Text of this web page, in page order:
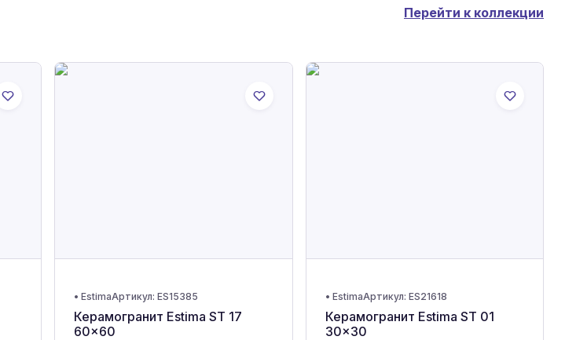
Перейти к коллекции
• EstimaАртикул: ES15385
Керамогранит Estima ST 17
60x60
• EstimaАртикул: ES21618
Керамогранит Estima ST 01
30x30